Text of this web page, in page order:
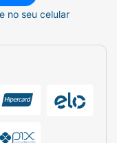
no seu celular